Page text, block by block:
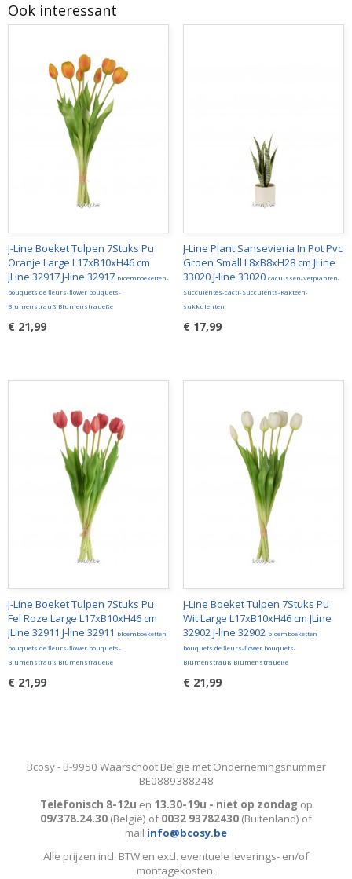
Ook interessant
J-Line Boeket Tulpen 7Stuks Pu
Oranje Large L17xB10xH46 cm
JLine 32917 J-line 32917 bloemboeketten-
bouquets de fleurs-flower bouquets-
Blumenstrauß Blumenstraueße
€ 21,99
J-Line Plant Sansevieria In Pot Pvc
Groen Small L8xB8xH28 cm JLine
33020 J-line 33020 cactussen-Vetplanten-
Succulentes-cacti-Succulents-Kakteen-
sukkulenten
€ 17,99
J-Line Boeket Tulpen 7Stuks Pu
Fel Roze Large L17xB10xH46 cm
JLine 32911 J-line 32911 bloemboeketten-
bouquets de fleurs-flower bouquets-
Blumenstrauß Blumenstraueße
€ 21,99
J-Line Boeket Tulpen 7Stuks Pu
Wit Large L17xB10xH46 cm JLine
32902 J-line 32902 bloemboeketten-
bouquets de fleurs-flower bouquets-
Blumenstrauß Blumenstraueße
€ 21,99
Bcosy - B-9950 Waarschoot België met Ondernemingsnummer
BE0889388248
Telefonisch 8-12u en 13.30-19u - niet op zondag op
09/378.24.30 (België) of0032 93782430 (Buitenland) of
mail info@bcosy.be
Alle prijzen incl. BTW en excl. eventuele leverings- en/of
montagekosten.